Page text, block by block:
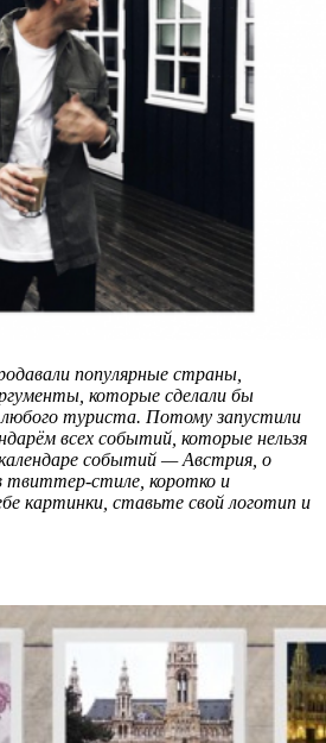
популярные страны,
которые сделали бы
любого туриста. Потому запустили
всех событий, которые нельзя
событий — Австрия, о
твиттер-стиле, коротко и
картинки, ставьте свой логотип и